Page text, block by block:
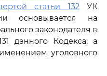
статьи 132УК
основывается на
законодателя в
данного Кодекса, а
уголовного